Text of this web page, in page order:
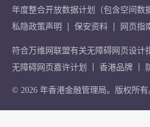
年度整合开放数据计划（包含空间数
私隐政策声明
保安资料 网页指
符合万维网联盟有关无障碍网页设计
无障碍网页嘉许计划
香港品牌
© 2026 年香港金融管理局。版权所有